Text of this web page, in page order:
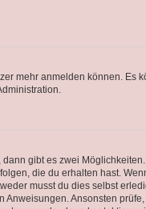
mehr anmelden können. Es
gibt es zwei
die du erhalten hast.
musst du dies selbst
Ansonsten